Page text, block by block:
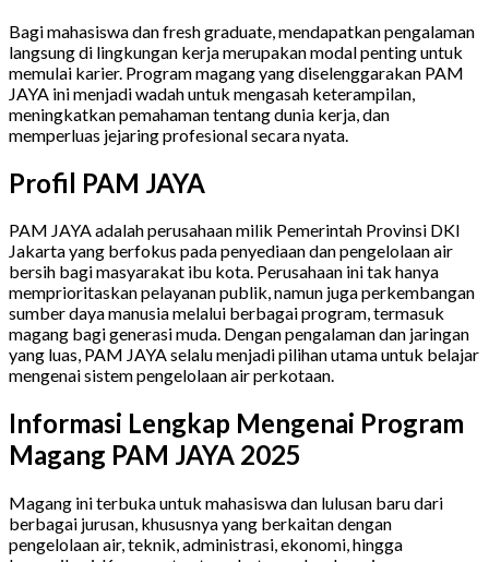
Bagi mahasiswa dan fresh graduate, mendapatkan pengalaman
langsung di lingkungan kerja merupakan modal penting untuk
memulai karier. Program magang yang diselenggarakan PAM
JAYA ini menjadi wadah untuk mengasah keterampilan,
meningkatkan pemahaman tentang dunia kerja, dan
memperluas jejaring profesional secara nyata.
Profil PAM JAYA
PAM JAYA adalah perusahaan milik Pemerintah Provinsi DKI
Jakarta yang berfokus pada penyediaan dan pengelolaan air
bersih bagi masyarakat ibu kota. Perusahaan ini tak hanya
memprioritaskan pelayanan publik, namun juga perkembangan
sumber daya manusia melalui berbagai program, termasuk
magang bagi generasi muda. Dengan pengalaman dan jaringan
yang luas, PAM JAYA selalu menjadi pilihan utama untuk belajar
mengenai sistem pengelolaan air perkotaan.
Informasi Lengkap Mengenai Program
Magang PAM JAYA 2025
Magang ini terbuka untuk mahasiswa dan lulusan baru dari
berbagai jurusan, khususnya yang berkaitan dengan
pengelolaan air, teknik, administrasi, ekonomi, hingga